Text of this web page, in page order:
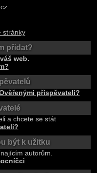
stránky
přidat?
web.
přispěvateli?
a chcete se stát
být k užitku
autorům.